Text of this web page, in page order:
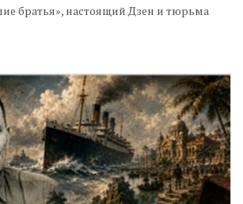
братья», настоящий Дзен и тюрьма